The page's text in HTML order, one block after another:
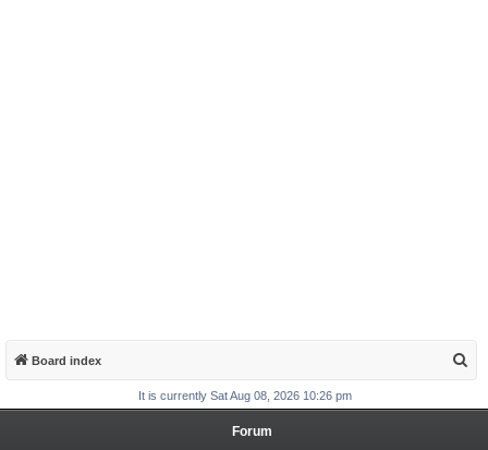
Board index
a
It is currently Sat Aug 08, 2026 10:26 pm
Forum